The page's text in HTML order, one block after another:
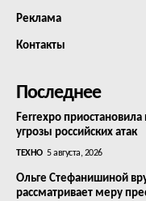
Реклама
Контакты
Последнее
Ferrexpo приостановила
угрозы российских атак
ТЕХНО 5 августа, 2026
Ольге Стефанишиной
рассматривает меру